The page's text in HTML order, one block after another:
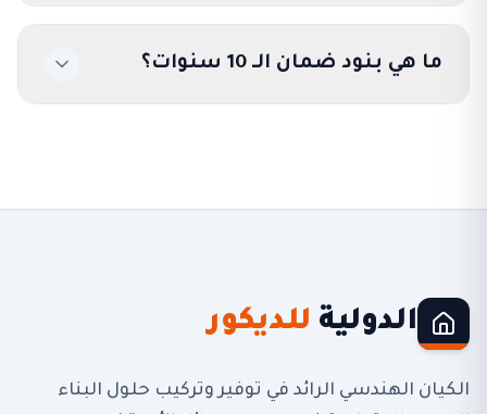
ما هي بنود ضمان الـ 10 سنوات؟
الدولية للديكور
الكيان الهندسي الرائد في توفير وتركيب حلول البناء